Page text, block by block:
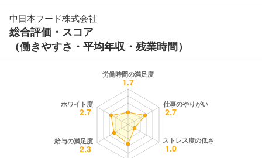
中日本フード株式会社
総合評価・スコア
（働きやすさ・平均年収・残業時間）